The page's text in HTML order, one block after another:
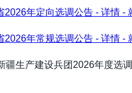
2026年定向选调公告 - 详情 -
2026年常规选调公告 - 详情 -
疆生产建设兵团2026年度选